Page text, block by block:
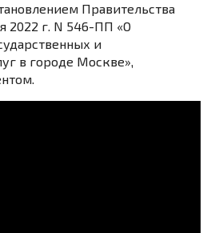
Правительства
2022 г. N 546-ПП «О
и
в городе Москве»,